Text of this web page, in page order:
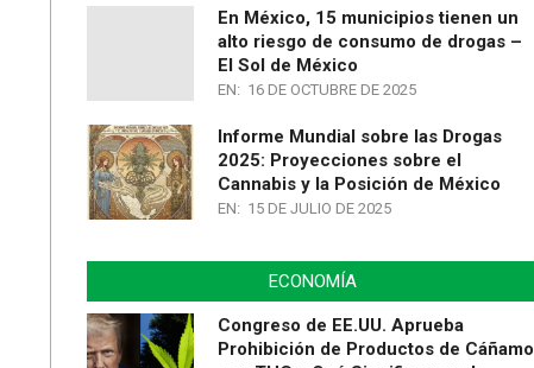
En México, 15 municipios tienen un
alto riesgo de consumo de drogas –
El Sol de México
EN: 16 DE OCTUBRE DE 2025
Informe Mundial sobre las Drogas
2025: Proyecciones sobre el
Cannabis y la Posición de México
EN: 15 DE JULIO DE 2025
ECONOMÍA
Congreso de EE.UU. Aprueba
Prohibición de Productos de Cáñamo